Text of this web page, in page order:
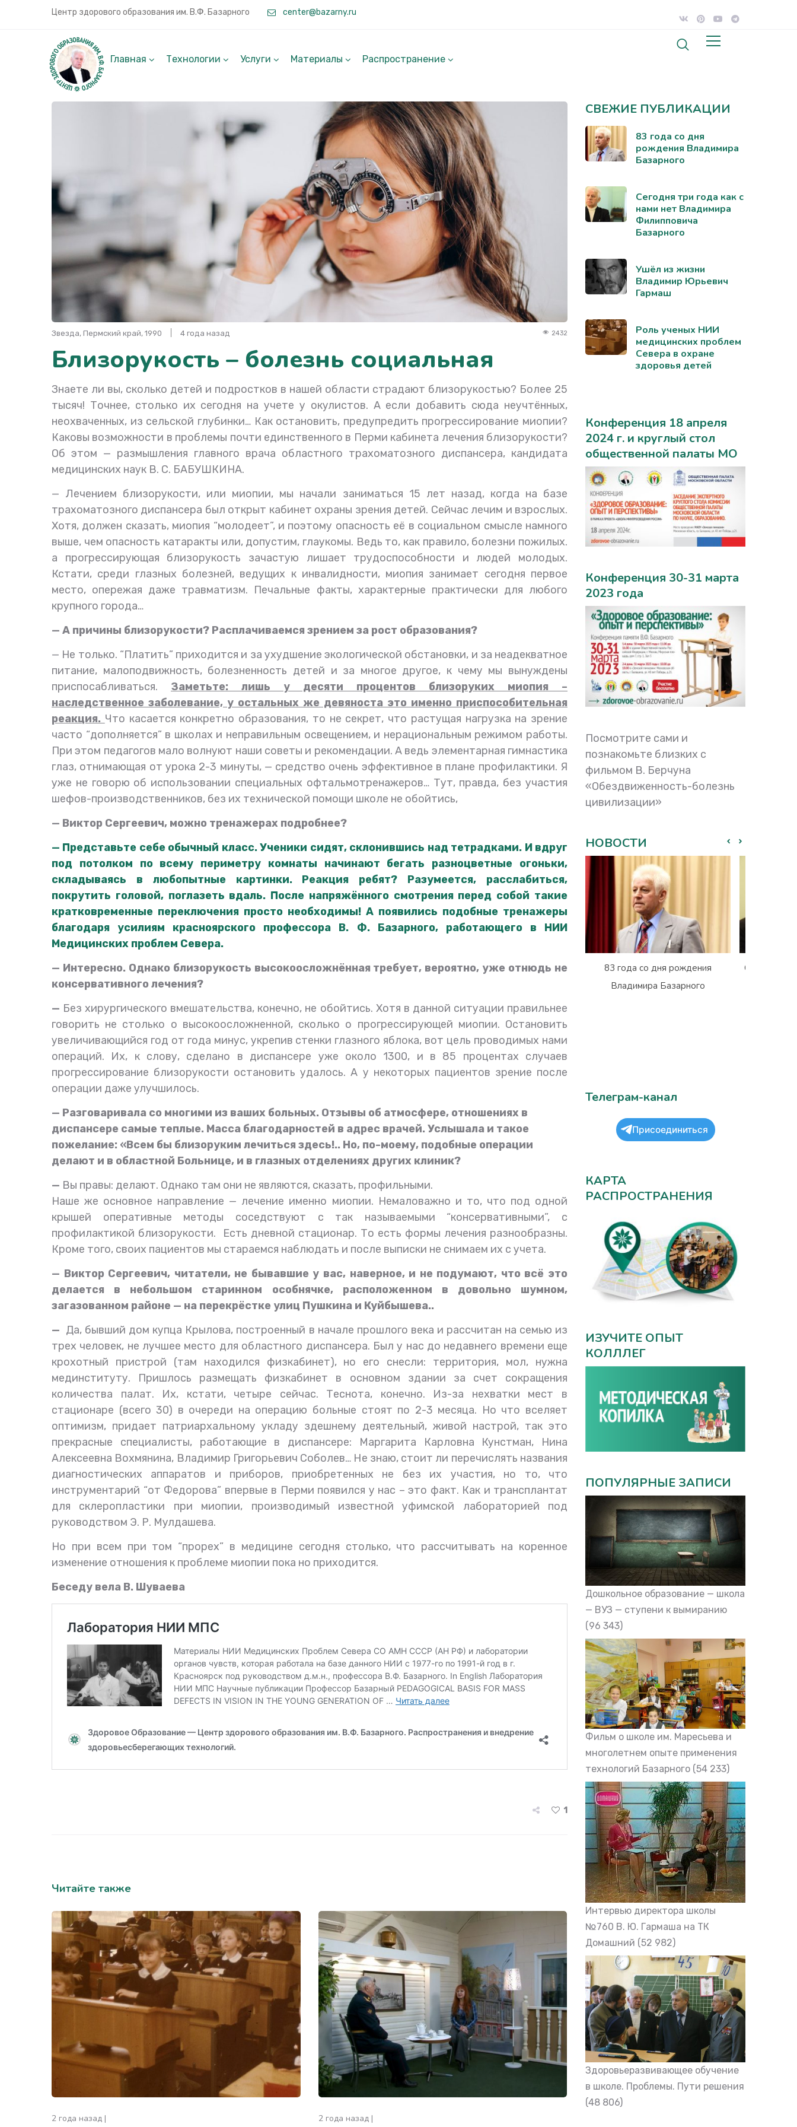
Центр здорового образования им. В.Ф. Базарного center@bazarny.ru
Главная Технологии Услуги Материалы Распространение
Звезда, Пермский край, 1990 4 года назад 2432
Близорукость – болезнь социальная
Знаете ли вы, сколько детей и подростков в нашей области страдают близорукостью? Более 25
тысяч! Точнее, столько их сегодня на учете у окулистов. А если добавить сюда неучтённых,
неохваченных, из сельской глубинки… Как остановить, предупредить прогрессирование миопии?
Каковы возможности в проблемы почти единственного в Перми кабинета лечения близорукости?
Об этом — размышления главного врача областного трахоматозного диспансера, кандидата
медицинских наук В. С. БАБУШКИНА.
— Лечением близорукости, или миопии, мы начали заниматься 15 лет назад, когда на базе
трахоматозного диспансера был открыт кабинет охраны зрения детей. Сейчас лечим и взрослых.
Хотя, должен сказать, миопия “молодеет”, и поэтому опасность её в социальном смысле намного
выше, чем опасность катаракты или, допустим, глаукомы. Ведь то, как правило, болезни пожилых.
а прогрессирующая близорукость зачастую лишает трудоспособности и людей молодых.
Кстати, среди глазных болезней, ведущих к инвалидности, миопия занимает сегодня первое
место, опережая даже травматизм. Печальные факты, характерные практически для любого
крупного города…
— А причины близорукости? Расплачиваемся зрением за рост образования?
— Не только. “Платить” приходится и за ухудшение экологической обстановки, и за неадекватное
питание, малоподвижность, болезненность детей и за многое другое, к чему мы вынуждены
приспосабливаться. Заметьте: лишь у десяти процентов близоруких миопия –
наследственное заболевание, у остальных же девяноста это именно приспособительная
реакция. Что касается конкретно образования, то не секрет, что растущая нагрузка на зрение
часто “дополняется” в школах и неправильным освещением, и нерациональным режимом работы.
При этом педагогов мало волнуют наши советы и рекомендации. А ведь элементарная гимнастика
глаз, отнимающая от урока 2-3 минуты, — средство очень эффективное в плане профилактики. Я
уже не говорю об использовании специальных офтальмотренажеров… Тут, правда, без участия
шефов-производственников, без их технической помощи школе не обойтись,
— Виктор Сергеевич, можно тренажерах подробнее?
— Представьте себе обычный класс. Ученики сидят, склонившись над тетрадками. И вдруг
под потолком по всему периметру комнаты начинают бегать разноцветные огоньки,
складываясь в любопытные картинки. Реакция ребят? Разумеется, расслабиться,
покрутить головой, поглазеть вдаль. После напряжённого смотрения перед собой такие
кратковременные переключения просто необходимы! А появились подобные тренажеры
благодаря усилиям красноярского профессора В. Ф. Базарного, работающего в НИИ
Медицинских проблем Севера.
— Интересно. Однако близорукость высокоосложнённая требует, вероятно, уже отнюдь не
консервативного лечения?
— Без хирургического вмешательства, конечно, не обойтись. Хотя в данной ситуации правильнее
говорить не столько о высокоосложненной, сколько о прогрессирующей миопии. Остановить
увеличивающийся год от года минус, укрепив стенки глазного яблока, вот цель проводимых нами
операций. Их, к слову, сделано в диспансере уже около 1300, и в 85 процентах случаев
прогрессирование близорукости остановить удалось. А у некоторых пациентов зрение после
операции даже улучшилось.
— Разговаривала со многими из ваших больных. Отзывы об атмосфере, отношениях в
диспансере самые теплые. Масса благодарностей в адрес врачей. Услышала и такое
пожелание: «Всем бы близоруким лечиться здесь!.. Но, по-моему, подобные операции
делают и в областной Больнице, и в глазных отделениях других клиник?
— Вы правы: делают. Однако там они не являются, сказать, профильными.
Наше же основное направление — лечение именно миопии. Немаловажно и то, что под одной
крышей оперативные методы соседствуют с так называемыми “консервативными”, с
профилактикой близорукости. Есть дневной стационар. То есть формы лечения разнообразны.
Кроме того, своих пациентов мы стараемся наблюдать и после выписки не снимаем их с учета.
— Виктор Сергеевич, читатели, не бывавшие у вас, наверное, и не подумают, что всё это
делается в небольшом старинном особнячке, расположенном в довольно шумном,
загазованном районе — на перекрёстке улиц Пушкина и Куйбышева..
— Да, бывший дом купца Крылова, построенный в начале прошлого века и рассчитан на семью из
трех человек, не лучшее место для областного диспансера. Был у нас до недавнего времени еще
крохотный пристрой (там находился физкабинет), но его снесли: территория, мол, нужна
мединституту. Пришлось размещать физкабинет в основном здании за счет сокращения
количества палат. Их, кстати, четыре сейчас. Теснота, конечно. Из-за нехватки мест в
стационаре (всего 30) в очереди на операцию больные стоят по 2-3 месяца. Но что вселяет
оптимизм, придает патриархальному укладу здешнему деятельный, живой настрой, так это
прекрасные специалисты, работающие в диспансере: Маргарита Карловна Кунстман, Нина
Алексеевна Вохмянина, Владимир Григорьевич Соболев… Не знаю, стоит ли перечислять названия
диагностических аппаратов и приборов, приобретенных не без их участия, но то, что
инструментарий “от Федорова” впервые в Перми появился у нас – это факт. Как и трансплантат
для склеропластики при миопии, производимый известной уфимской лабораторией под
руководством Э. Р. Мулдашева.
Но при всем при том “прорех” в медицине сегодня столько, что рассчитывать на коренное
изменение отношения к проблеме миопии пока но приходится.
Беседу вела В. Шуваева
1
Читайте также
2 года назад
2 года назад
СВЕЖИЕ ПУБЛИКАЦИИ
83 года со дня
рождения Владимира
Базарного
Сегодня три года как с
нами нет Владимира
Филипповича
Базарного
Ушёл из жизни
Владимир Юрьевич
Гармаш
Роль ученых НИИ
медицинских проблем
Севера в охране
здоровья детей
Конференция 18 апреля
2024 г. и круглый стол
общественной палаты МО
Конференция 30-31 марта
2023 года
Посмотрите сами и
познакомьте близких с
фильмом В. Берчуна
«Обездвиженность-болезнь
цивилизации»
НОВОСТИ
83 года со дня рождения
Владимира Базарного
Сегодня
Телеграм-канал
Присоединиться
КАРТА
РАСПРОСТРАНЕНИЯ
ИЗУЧИТЕ ОПЫТ
КОЛЛЛЕГ
ПОПУЛЯРНЫЕ ЗАПИСИ
Дошкольное образование — школа
— ВУЗ — ступени к вымиранию
(96 343)
Фильм о школе им. Маресьева и
многолетнем опыте применения
технологий Базарного (54 233)
Интервью директора школы
№760 В. Ю. Гармаша на ТК
Домашний (52 982)
Здоровьеразвивающее обучение
в школе. Проблемы. Пути решения
(48 806)